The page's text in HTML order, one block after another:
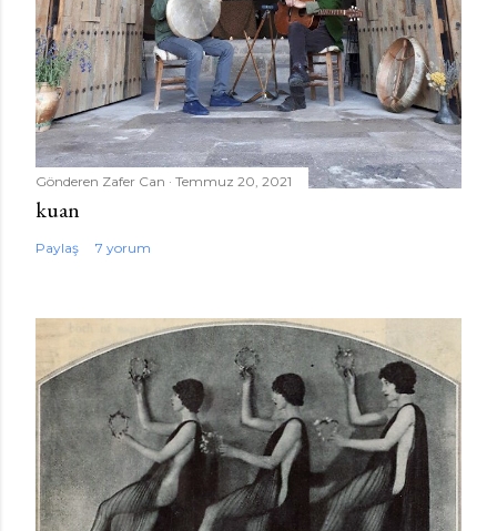
Gönderen Zafer Can Temmuz 20, 2021
kuan
Paylaş 7 yorum